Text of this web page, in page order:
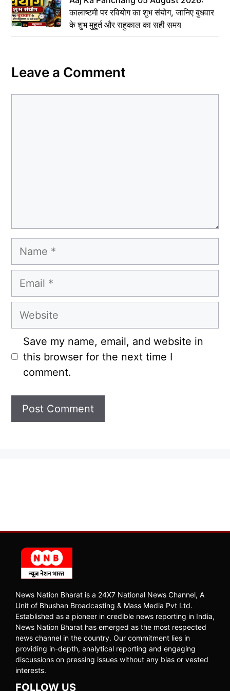
कालाष्टमी पर रवियोग का शुभ संयोग, जानिए बुधवार
के शुभ मुहूर्त और राहुकाल का सही समय
Leave a Comment
Name
Email
Website
Save my name, email, and website in
this browser for the next time I
comment.
News Nation Bharat is a 24X7 National News Channel, A
Unit of Bhushan Broadcasting & Mass Media Pvt Ltd.
Established as a pioneer in credible news reporting in India,
News Nation Bharat has emerged as the most respected
news channel in the country. Our commitment lies in
providing in-depth, analytical reporting and engaging
discussions on pressing issues without any bias or vested
interests.
FOLLOW US